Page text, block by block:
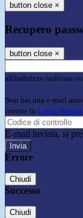
button close ×
Recupero
button close ×
all'indirizzo indicato
Non hai una e-mail
tramite la Login
E-mail inviata, si
Errore
Chiudi
Successo
Chiudi